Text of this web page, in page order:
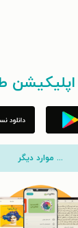
اپلیکیشن
... موارد دیگر